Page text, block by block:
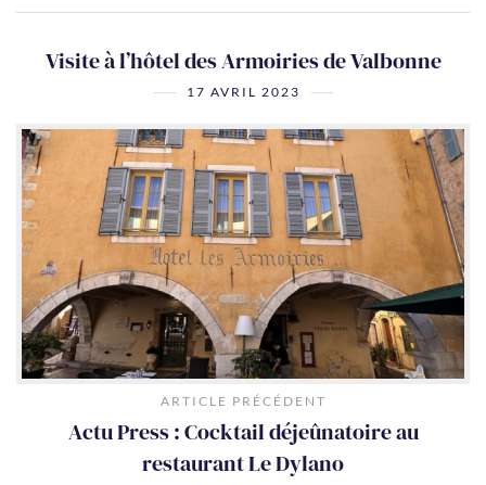
Visite à l’hôtel des Armoiries de Valbonne
17 AVRIL 2023
ARTICLE PRÉCÉDENT
Actu Press : Cocktail déjeûnatoire au
restaurant Le Dylano